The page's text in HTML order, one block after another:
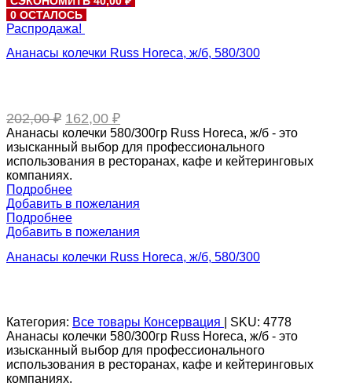
составляла
1
0 ОСТАЛОСЬ
Распродажа!
Ананасы колечки Russ Horeca, ж/б, 580/300
202,00₽ Первоначальная
цена
составляла
202,00 ₽.
162,00 ₽Текущая
цена:
162,00 ₽.
Ананасы колечки 580/300гр Russ Horeca, ж/б - это
изысканный выбор для профессионального
использования в ресторанах, кафе и кейтеринговых
компаниях.
Подробнее
Добавить в пожелания
Подробнее
Добавить в пожелания
Ананасы колечки Russ Horeca, ж/б, 580/300
Категория: Все товары Консервация SKU: 4778
Ананасы колечки 580/300гр Russ Horeca, ж/б - это
изысканный выбор для профессионального
использования в ресторанах, кафе и кейтеринговых
компаниях.